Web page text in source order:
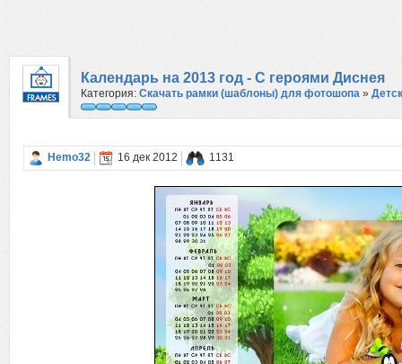
Календарь на 2013 год - С героями Диснея
Категория: Скачать рамки (шаблоны) для фотошопа »
Hemo32 16 дек 2012 1131